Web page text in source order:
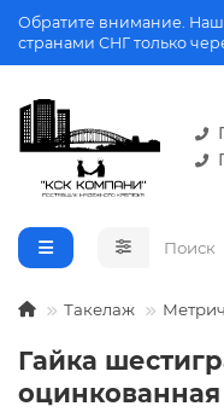
Обратите внимание.
странами СНГ только
Такелаж
Гайка
оцинкованная